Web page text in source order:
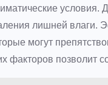
лишней влаги.
могут
факторов позволит